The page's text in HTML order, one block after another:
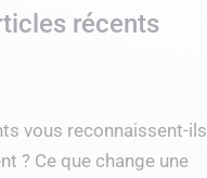
récents
vous reconnaissent-ils
? Ce que change une